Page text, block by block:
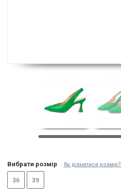
Вибрати розмір Як дізнатися розмір?
36 39